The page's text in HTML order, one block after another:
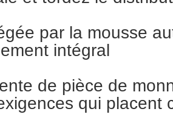
par la mousse
intégral
de pièce de
qui placent